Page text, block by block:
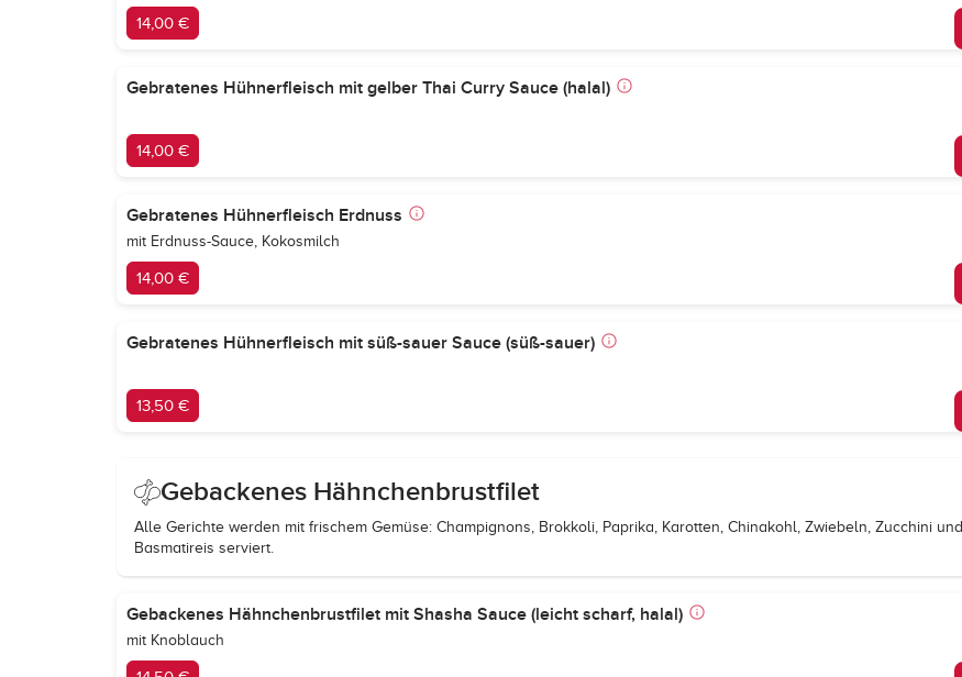
14,00 €
Gebratenes Hühnerfleisch mit gelber Thai Curry Sauce (halal)
14,00 €
Gebratenes Hühnerfleisch Erdnuss
mit Erdnuss-Sauce, Kokosmilch
14,00 €
Gebratenes Hühnerfleisch mit süß-sauer Sauce (süß-sauer)
13,50 €
Gebackenes Hähnchenbrustfilet
Alle Gerichte werden mit frischem Gemüse: Champignons, Brokkoli, Paprika, Karotten, Chinakohl, Zwiebeln, Zucchini und
Basmatireis serviert.
Gebackenes Hähnchenbrustfilet mit Shasha Sauce (leicht scharf, halal)
mit Knoblauch